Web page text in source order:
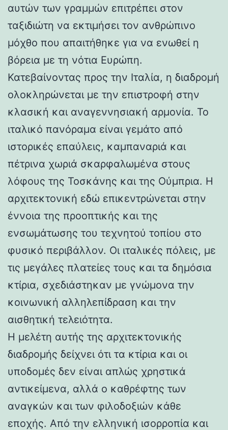
αυτών των γραμμών επιτρέπει στον
ταξιδιώτη να εκτιμήσει τον ανθρώπινο
μόχθο που απαιτήθηκε για να ενωθεί η
βόρεια με τη νότια Ευρώπη.
Κατεβαίνοντας προς την Ιταλία, η διαδρομή
ολοκληρώνεται με την επιστροφή στην
κλασική και αναγεννησιακή αρμονία. Το
ιταλικό πανόραμα είναι γεμάτο από
ιστορικές επαύλεις, καμπαναριά και
πέτρινα χωριά σκαρφαλωμένα στους
λόφους της Τοσκάνης και της Ούμπρια. Η
αρχιτεκτονική εδώ επικεντρώνεται στην
έννοια της προοπτικής και της
ενσωμάτωσης του τεχνητού τοπίου στο
φυσικό περιβάλλον. Οι ιταλικές πόλεις, με
τις μεγάλες πλατείες τους και τα δημόσια
κτίρια, σχεδιάστηκαν με γνώμονα την
κοινωνική αλληλεπίδραση και την
αισθητική τελειότητα.
Η μελέτη αυτής της αρχιτεκτονικής
διαδρομής δείχνει ότι τα κτίρια και οι
υποδομές δεν είναι απλώς χρηστικά
αντικείμενα, αλλά ο καθρέφτης των
αναγκών και των φιλοδοξιών κάθε
εποχής. Από την ελληνική ισορροπία και